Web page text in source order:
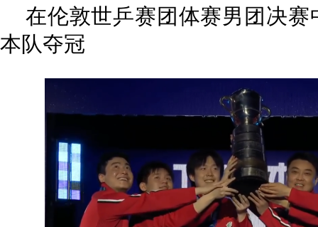
在伦敦世乒赛团体赛男团决
本队夺冠